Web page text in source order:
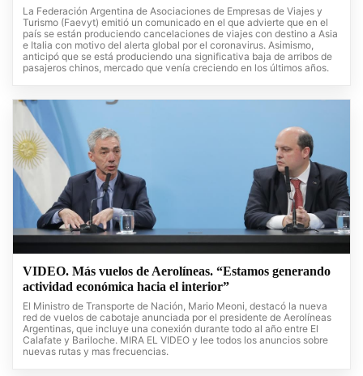
La Federación Argentina de Asociaciones de Empresas de Viajes y
Turismo (Faevyt) emitió un comunicado en el que advierte que en el
país se están produciendo cancelaciones de viajes con destino a Asia
e Italia con motivo del alerta global por el coronavirus. Asimismo,
anticipó que se está produciendo una significativa baja de arribos de
pasajeros chinos, mercado que venía creciendo en los últimos años.
VIDEO. Más vuelos de Aerolíneas. “Estamos generando
actividad económica hacia el interior”
El Ministro de Transporte de Nación, Mario Meoni, destacó la nueva
red de vuelos de cabotaje anunciada por el presidente de Aerolíneas
Argentinas, que incluye una conexión durante todo al año entre El
Calafate y Bariloche. MIRA EL VIDEO y lee todos los anuncios sobre
nuevas rutas y mas frecuencias.